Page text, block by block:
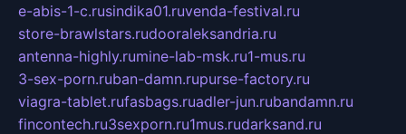
e-abis-1-c.rusindika01.ruvenda-festival.ru
store-brawlstars.rudooraleksandria.ru
antenna-highly.rumine-lab-msk.ru1-mus.ru
3-sex-porn.ruban-damn.rupurse-factory.ru
viagra-tablet.rufasbags.ruadler-jun.rubandamn.ru
fincontech.ru3sexporn.ru1mus.rudarksand.ru